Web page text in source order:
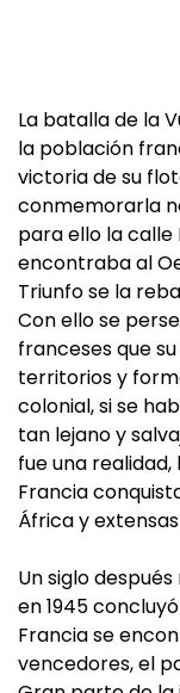
La batalla de la
la población
victoria de su
conmemorarla
para ello la calle
encontraba al
Triunfo se la
Con ello se
franceses que
territorios y
colonial, si se
tan lejano y
fue una
Francia
África y
Un siglo
en 1945
Francia se
vencedores, el